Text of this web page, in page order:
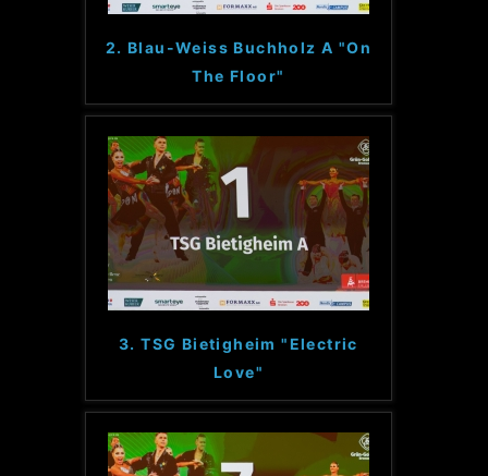
2. Blau-Weiss Buchholz A "On
The Floor"
3. TSG Bietigheim "Electric
Love"